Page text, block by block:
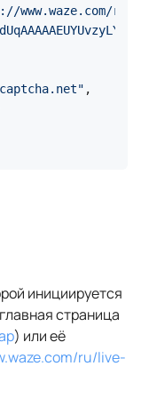
www.waze.com/ru/
,
инициируется
страница
) или её
ru/live-